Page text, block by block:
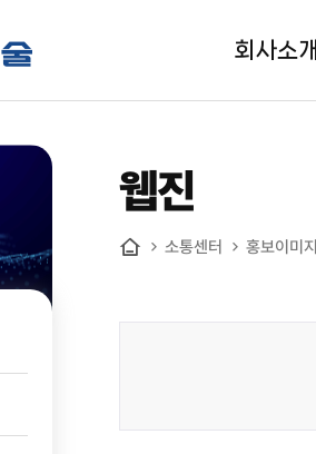
회사소개
웹진
소통센터 홍보이미지